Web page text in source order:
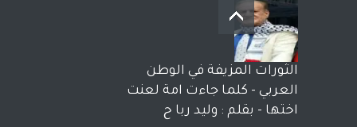
بعد معارك قضائية طاحنة كتب
وترافع فيها بنفسه مرة اخرى..
الشيخ طارق يوسف يقهر
الحكومة الأمريكية ، فأعطوه
الجنسية عن يد وهم صاغرون،
آراء حرة مختارات 7 أبريل، 2023
الثورات المزيفة في الوطن
العربي - كلما جاءت امة لعنت
اختها - بقلم : وليد ربا ح